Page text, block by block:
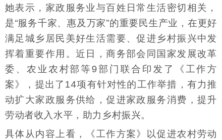
她表示，家政服务业与百姓日常生活密切相关，
是“服务千家、惠及万家”的重要民生产业，在更好
满足城乡居民美好生活需要、促进乡村振兴中发
挥着重要作用。近日，商务部会同国家发展改革
委、农业农村部等9部门联合印发了《工作方
案》，提出了14项有针对性的工作举措，有力推
动扩大家政服务供给，促进家政服务消费，提升
劳动者收入水平，助力乡村振兴。
具体从内容上看，《工作方案》以促进农村劳动